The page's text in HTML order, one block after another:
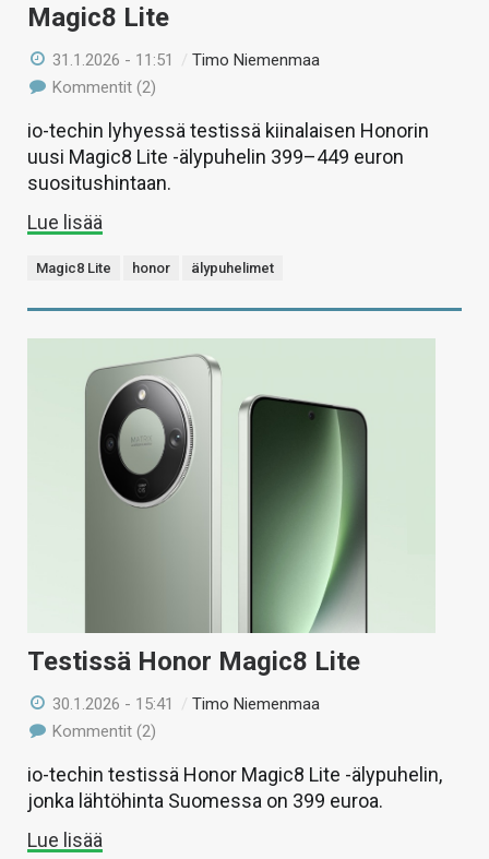
Magic8 Lite
31.1.2026 - 11:51 /Timo Niemenmaa
Kommentit (2)
io-techin lyhyessä testissä kiinalaisen Honorin
uusi Magic8 Lite -älypuhelin 399–449 euron
suositushintaan.
Lue lisää
Magic8 Lite honor älypuhelimet
Testissä Honor Magic8 Lite
30.1.2026 - 15:41 /Timo Niemenmaa
Kommentit (2)
io-techin testissä Honor Magic8 Lite -älypuhelin,
jonka lähtöhinta Suomessa on 399 euroa.
Lue lisää